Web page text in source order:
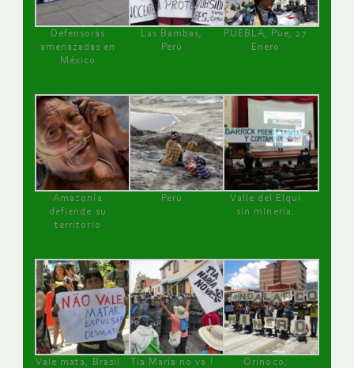
Defensoras
amenazadas en
México
Las Bambas,
Perú
PUEBLA, Pue, 27
Enero
Amazonía
defiende su
territorio
Perú
Valle del Elqui
sin minería.
Vale mata, Brasil Tía María no va ! Orinoco,